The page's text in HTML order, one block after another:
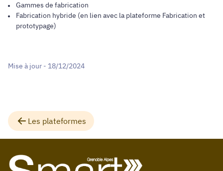
Gammes de fabrication
Fabrication hybride (en lien avec la plateforme Fabrication et
prototypage)
Mise à jour - 18/12/2024
Les plateformes